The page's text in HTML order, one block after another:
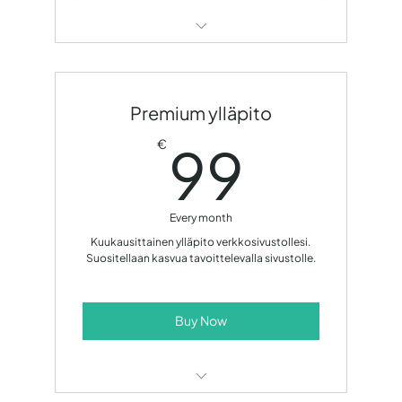
Järjestelmäpäivitykset
Pienet sisällön korjaukset ja lisäykset 1
tunti/kk
Premium ylläpito
€ 99
Every month
Kuukausittainen ylläpito verkkosivustollesi.
Suositellaan kasvua tavoittelevalla sivustolle.
Buy Now